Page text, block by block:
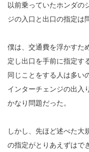
以前乗っていたホンダの
ジの入口と出口の指定は
僕は、交通費を浮かすた
定し出口を手前に指定す
同じことをする人は多い
インターチェンジの出入
かなり問題だった。
しかし、先ほど述べた大
の指定がとりあえずはで